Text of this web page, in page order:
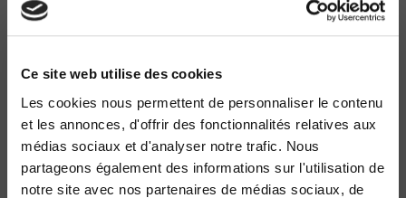
Ce site web utilise des cookies
Les cookies nous permettent de personnaliser le contenu
et les annonces, d'offrir des fonctionnalités relatives aux
médias sociaux et d'analyser notre trafic. Nous
partageons également des informations sur l'utilisation de
notre site avec nos partenaires de médias sociaux, de
L'Européanisation des services publics
Pierre Bauby